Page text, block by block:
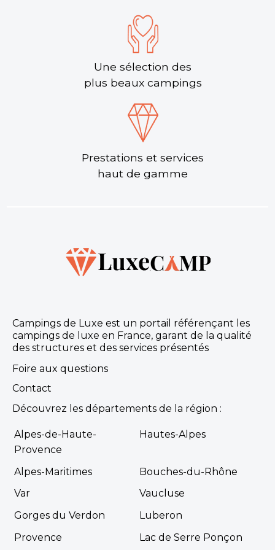
Découvrir ce
locatif
Chalet Premium 3 — 3
chambres / 8
Découvrir ce
locatif
Un domaine 5 étoiles d'exception aux portes de
Gordes, dans l'un des plus beaux villages de France.
Gordes, Vaucluse , Provence-Alpes-Côte d'Azur
Voir le site
Dès320€/ semaine en location
Mobil-home Top
jacuzzi privatif
À partir de
nuits
Une sélection des
plus beaux campings
Prestations et services
haut de gamme
Campings de Luxe est un portail référençant les
campings de luxe en France, garant de la qualité
des structures et des services présentés
Foire aux questions
Contact
Découvrez les départements de la région :
Alpes-de-Haute-
Provence
Hautes-Alpes
Alpes-Maritimes
Bouches-du-Rhône
Var
Vaucluse
Gorges du Verdon
Luberon
Provence
Lac de Serre Ponçon